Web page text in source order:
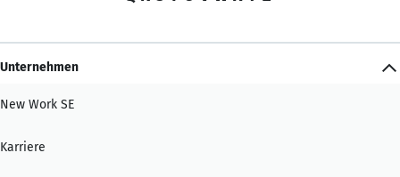
Unternehmen
New Work SE
Karriere